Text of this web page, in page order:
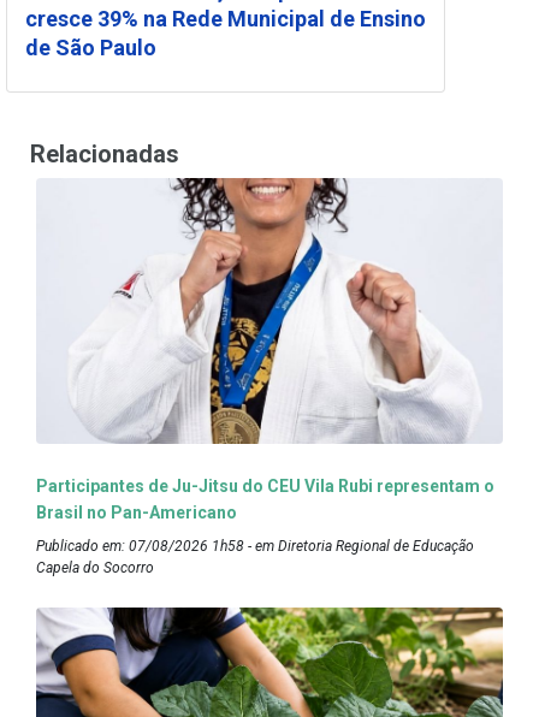
cresce 39% na Rede Municipal de Ensino
de São Paulo
Relacionadas
Participantes de Ju-Jitsu do CEU Vila Rubi representam o
Brasil no Pan-Americano
Publicado em: 07/08/2026 1h58 - em Diretoria Regional de Educação
Capela do Socorro